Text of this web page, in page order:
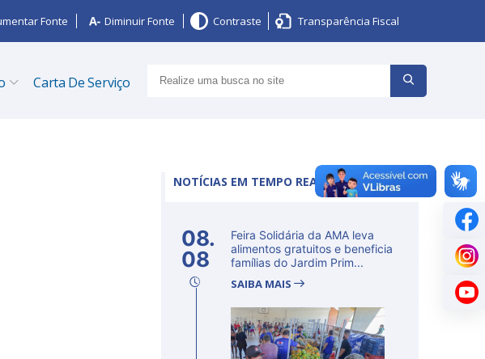
Fonte Diminuir Fonte Contraste Transparência Fiscal
Carta De Serviço
NOTÍCIAS EM TEMPO REAL
08.
08
Feira Solidária da AMA leva
alimentos gratuitos e beneficia
famílias do Jardim Prim...
SAIBA MAIS